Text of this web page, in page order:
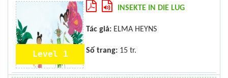
Level 1
INSEKTE IN DIE LUG
Tác giả: ELMA HEYNS
Số trang: 15 tr.